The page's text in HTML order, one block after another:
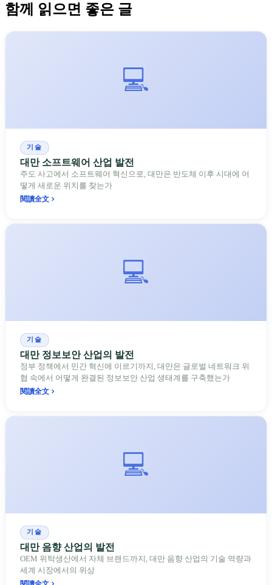
함께 읽으면 좋은 글
💻
기술
대만 소프트웨어 산업 발전
주도 사고에서 소프트웨어 혁신으로, 대만은 반도체 이후 시대에 어
떻게 새로운 위치를 찾는가
閱讀全文
💻
기술
대만 정보보안 산업의 발전
정부 정책에서 민간 혁신에 이르기까지, 대만은 글로벌 네트워크 위
협 속에서 어떻게 완결된 정보보안 산업 생태계를 구축했는가
閱讀全文
💻
기술
대만 음향 산업의 발전
OEM 위탁생산에서 자체 브랜드까지, 대만 음향 산업의 기술 역량과
세계 시장에서의 위상